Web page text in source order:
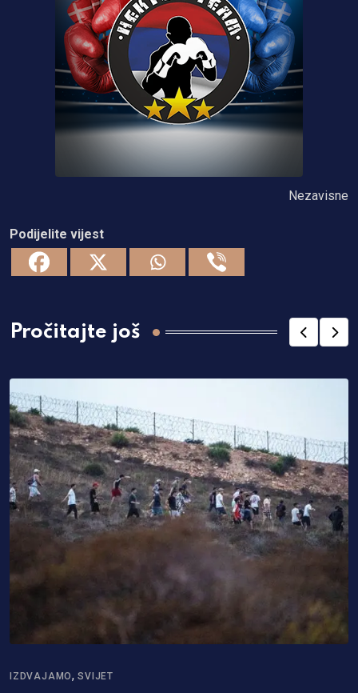
Nezavisne
Podijelite vijest
Pročitajte još
IZDVAJAMO,SVIJET